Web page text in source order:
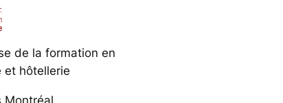
de la formation en
et hôtellerie
Montréal